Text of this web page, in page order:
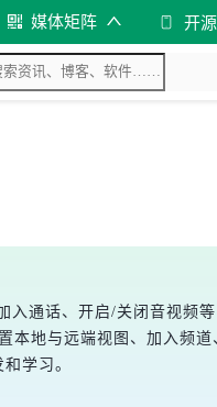
媒体矩阵 开
入通话、开启/关闭音视频
本地与远端视图、加入频
学习。